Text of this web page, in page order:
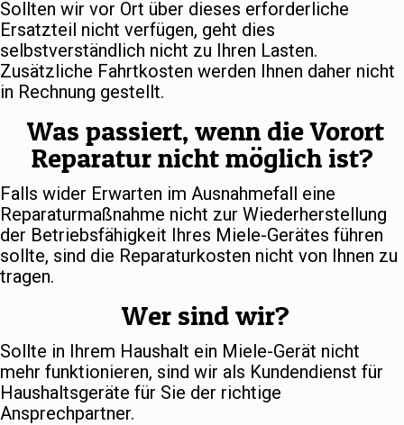
Sollten wir vor Ort über dieses erforderliche
Ersatzteil nicht verfügen, geht dies
selbstverständlich nicht zu Ihren Lasten.
Zusätzliche Fahrtkosten werden Ihnen daher nicht
in Rechnung gestellt.
Was passiert, wenn die Vorort
Reparatur nicht möglich ist?
Falls wider Erwarten im Ausnahmefall eine
Reparaturmaßnahme nicht zur Wiederherstellung
der Betriebsfähigkeit Ihres Miele-Gerätes führen
sollte, sind die Reparaturkosten nicht von Ihnen zu
tragen.
Wer sind wir?
Sollte in Ihrem Haushalt ein Miele-Gerät nicht
mehr funktionieren, sind wir als Kundendienst für
Haushaltsgeräte für Sie der richtige
Ansprechpartner.